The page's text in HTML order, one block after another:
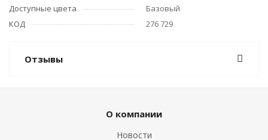
Доступные цвета
Базовый
КОД
276 729
Отзывы
О компании
Новости